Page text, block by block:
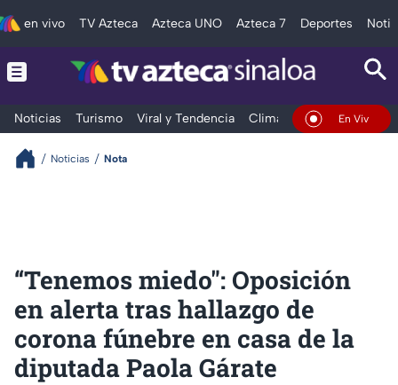
en vivo TV Azteca Azteca UNO Azteca 7 Deportes
Noticias Turismo Viral y Tendencia Clima DeportesEn Vivo
Noticias Nota
“Tenemos miedo": Oposición
en alerta tras hallazgo de
corona fúnebre en casa de la
diputada Paola Gárate